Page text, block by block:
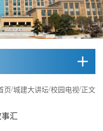
页/城建大讲坛/校园电视/正文
汇